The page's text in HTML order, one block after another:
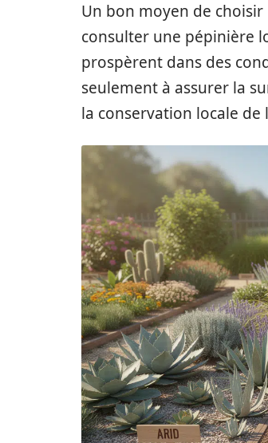
Un bon moyen de choisir
consulter une pépinière
prospèrent dans des
seulement à assurer la
la conservation locale de